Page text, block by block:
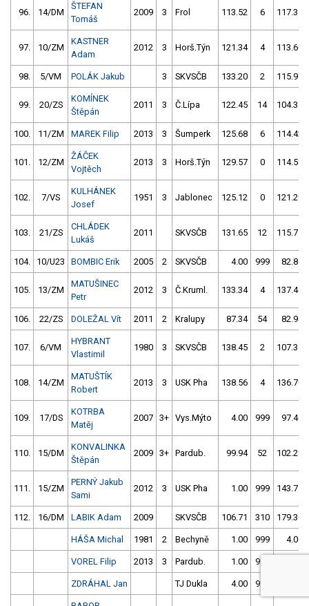
96. 14/DM
ŠTEFAN
Tomáš
2009 3 Frol 113.52 6 117.34
97. 10/ZM
KASTNER
Adam
2012 3 Horš.Týn 121.34 4 113.60
98. 5/VM POLÁK Jakub 3 SKVSČB 133.20 2 115.95
99. 20/ZS
KOMÍNEK
Štěpán
2011 3 Č.Lípa 122.45 14 104.37
100. 11/ZM MAREK Filip 2013 3 Šumperk 125.68 6 114.42
101. 12/ZM
ŽÁČEK
Vojtěch
2013 3 Horš.Týn 129.57 0 114.58
102. 7/VS
KULHÁNEK
Josef
1951 3 Jablonec 125.12 0 121.20
103. 21/ZS
CHLÁDEK
Lukáš
2011 SKVSČB 131.65 12 115.75
104. 10/U23 BOMBIC Erik 2005 2 SKVSČB 4.00 999 82.86
105. 13/ZM
MATUŠINEC
Petr
2012 3 Č.Kruml. 133.34 4 137.46
106. 22/ZS DOLEŽAL Vít 2011 2 Kralupy 87.34 54 82.98
107. 6/VM
HYBRANT
Vlastimil
1980 3 SKVSČB 138.45 2 107.36
108. 14/ZM
MATUŠTÍK
Robert
2013 3 USK Pha 138.56 4 136.70
109. 17/DS
KOTRBA
Matěj
2007 3+ Vys.Mýto 4.00 999 97.40
110. 15/DM
KONVALINKA
Štěpán
2009 3+ Pardub. 99.94 52 102.29
111. 15/ZM
PERNÝ Jakub
Sami
2012 3 USK Pha 1.00 999 143.71
112. 16/DM LABIK Adam 2009 SKVSČB 106.71 310 179.30
HÁŠA Michal 1981 2 Bechyně 1.00 999 4.00
VOREL Filip 2013 3 Pardub. 1.00 999
ZDRÁHAL Jan TJ Dukla 4.00 999